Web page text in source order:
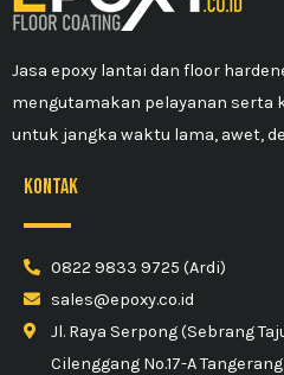
Jasa epoxy lantai dan floor
mengutamakan pelayanan serta
untuk jangka waktu lama, awet,
kontak
0822 9833 9725 (Ardi)
sales@epoxy.co.id
Jl. Raya Serpong (Sebrang
Cilenggang No.17-A